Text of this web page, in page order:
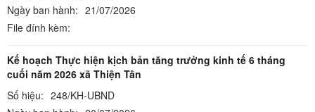
Ngày ban hành: 21/07/2026
File đính kèm:
Kế hoạch Thực hiện kịch bản tăng trưởng kinh tế 6 tháng
cuối năm 2026 xã Thiện Tân
Số hiệu: 248/KH-UBND